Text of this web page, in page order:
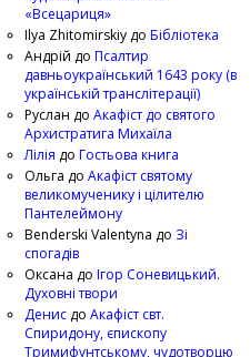
«Всецариця»
Ilya Zhitomirskiy до Бібліотека
Андрій до Псалтир
давньоукраїнський 1643 року (в
українській транслітерації)
Руслан до Акафіст до святого
Архистратига Михаїла
Лілія до Гостьова книга
Ольга до Акафіст святому
великомученику і цілителю
Пантелеймону
Benderski Valentyna до Зі
спогадів
Оксана до Ігор Соневицький.
Духовні твори
Денис до Акафіст свт.
Спиридону, єпископу
Тримифунтському, чудотворцю